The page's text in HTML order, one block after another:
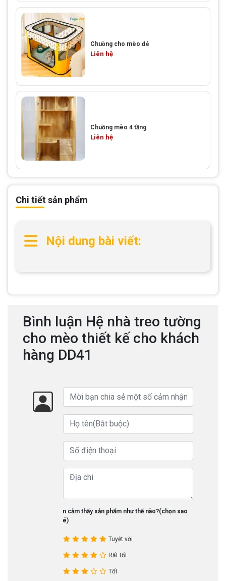
Chi tiết sản phẩm
Nội dung bài viết:
Bình luận Hệ nhà treo tường
cho mèo thiết kế cho khách
hàng DD41
Bạn cảm thấy sản phẩm như thế nào?(chọn sao
nhé)
Tuyệt vời
Rất tốt
Tốt
Chuồng cho mèo đẻ
Liên hệ
Chuồng mèo 4 tầng
Liên hệ